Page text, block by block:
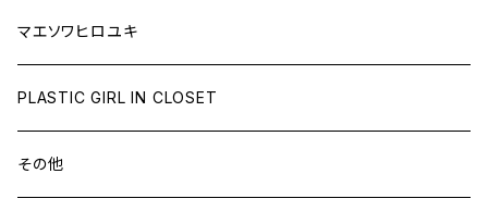
マエソワヒロユキ
PLASTIC GIRL IN CLOSET
その他